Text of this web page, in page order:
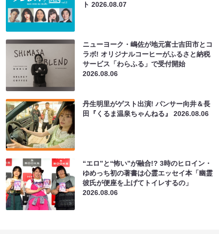
ト2026.08.07
ニューヨーク・嶋佐が地元富士吉田市とコ
ラボ! オリジナルコーヒーがふるさと納税
サービス「わらふる」で受付開始
2026.08.06
丹生明里がゲスト出演! パンサー向井＆長
田『くるま温泉ちゃんねる』2026.08.06
“エロ”と“怖い”が融合!? 3時のヒロイン・
ゆめっち初の著書は心霊エッセイ本「幽霊
彼氏が便座を上げてトイレするの」
2026.08.06